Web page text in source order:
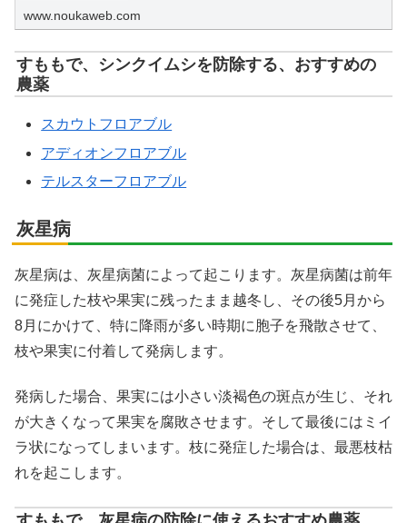
www.noukaweb.com
すももで、シンクイムシを防除する、おすすめの
農薬
スカウトフロアブル
アディオンフロアブル
テルスターフロアブル
灰星病
灰星病は、灰星病菌によって起こります。灰星病菌は前年
に発症した枝や果実に残ったまま越冬し、その後5月から
8月にかけて、特に降雨が多い時期に胞子を飛散させて、
枝や果実に付着して発病します。
発病した場合、果実には小さい淡褐色の斑点が生じ、それ
が大きくなって果実を腐敗させます。そして最後にはミイ
ラ状になってしまいます。枝に発症した場合は、最悪枝枯
れを起こします。